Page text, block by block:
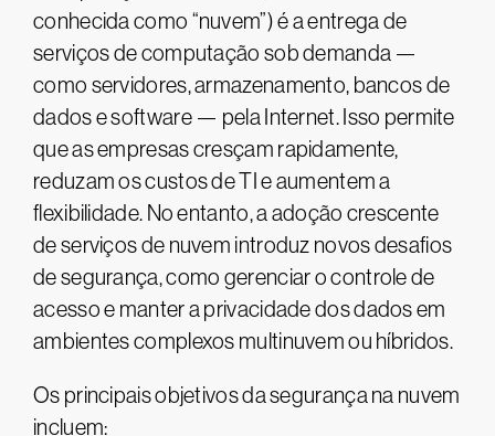
conhecida como “nuvem”) é a entrega de
serviços de computação sob demanda —
como servidores, armazenamento, bancos de
dados e software — pela Internet. Isso permite
que as empresas cresçam rapidamente,
reduzam os custos de TI e aumentem a
flexibilidade. No entanto, a adoção crescente
de serviços de nuvem introduz novos desafios
de segurança, como gerenciar o controle de
acesso e manter a privacidade dos dados em
ambientes complexos multinuvem ou híbridos.
Os principais objetivos da segurança na nuvem
incluem: